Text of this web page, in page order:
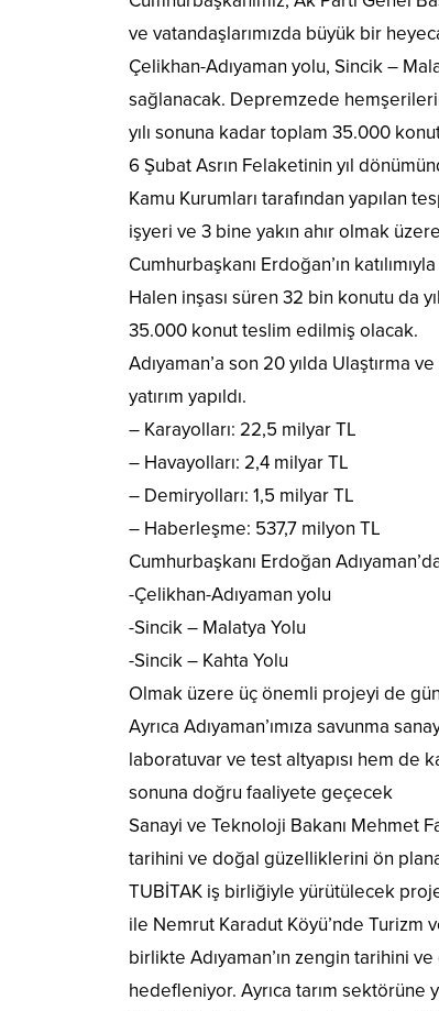
ve vatandaşlarımızda büyük bir
Çelikhan-Adıyaman yolu, Sincik –
sağlanacak. Depremzede
yılı sonuna kadar toplam 35.000
6 Şubat Asrın Felaketinin yıl
Kamu Kurumları tarafından yapılan
işyeri ve 3 bine yakın ahır olmak
Cumhurbaşkanı Erdoğan’ın
Halen inşası süren 32 bin konutu da
35.000 konut teslim edilmiş olacak.
Adıyaman’a son 20 yılda Ulaştırma
yatırım yapıldı.
– Karayolları: 22,5 milyar TL
– Havayolları: 2,4 milyar TL
– Demiryolları: 1,5 milyar TL
– Haberleşme: 537,7 milyon TL
Cumhurbaşkanı Erdoğan
-Çelikhan-Adıyaman yolu
-Sincik – Malatya Yolu
-Sincik – Kahta Yolu
Olmak üzere üç önemli projeyi de
Ayrıca Adıyaman’ımıza savunma
laboratuvar ve test altyapısı hem de
sonuna doğru faaliyete geçecek
Sanayi ve Teknoloji Bakanı Mehmet
tarihini ve doğal güzelliklerini ön
TUBİTAK iş birliğiyle yürütülecek
ile Nemrut Karadut Köyü’nde Turizm
birlikte Adıyaman’ın zengin tarihini
hedefleniyor. Ayrıca tarım sektörüne